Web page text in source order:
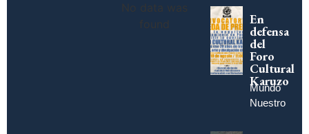
No data was
found
En
defensa
del
Foro
Cultural
Karuzo
Mundo
Nuestro